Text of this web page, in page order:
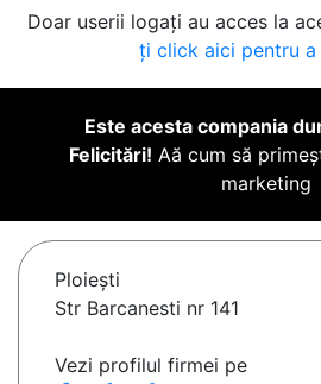
Doar userii logați au acces la
ți click aici pentru a
Este acesta compania
Felicitări! Aă cum să
marketing
Ploieşti
Str Barcanesti nr 141
Vezi profilul firmei pe